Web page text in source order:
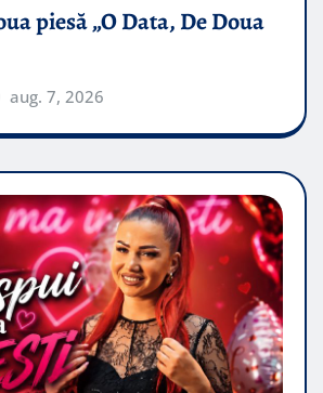
piesă „O Data, De Doua
aug. 7, 2026